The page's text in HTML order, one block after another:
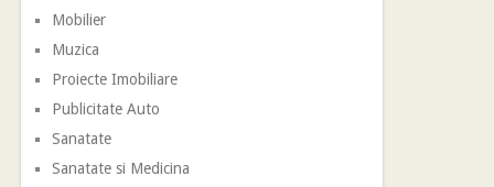
Mobilier
Muzica
Proiecte Imobiliare
Publicitate Auto
Sanatate
Sanatate si Medicina